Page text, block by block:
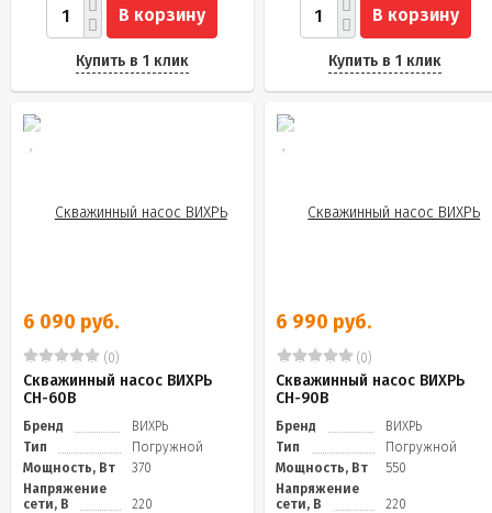
В корзину
Купить в 1 клик
В корзину
Купить в 1 клик
6 090 руб.
(0)
Скважинный насос ВИХРЬ
СН-60B
Бренд
ВИХРЬ
Тип
Погружной
Мощность, Вт
370
Напряжение
сети, В
220
6 990 руб.
(0)
Скважинный насос ВИХРЬ
СН-90В
Бренд
ВИХРЬ
Тип
Погружной
Мощность, Вт
550
Напряжение
сети, В
220